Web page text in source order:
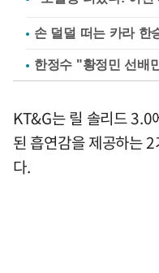
손 덜덜 떠는 카라 한
한정수 "황정민 선배
KT&G는 릴 솔리드 3.0
된 흡연감을 제공하는
다.